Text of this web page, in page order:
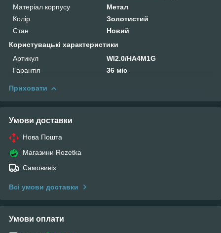
Матеріал корпусу
Метал
Колір
Золотистий
Стан
Новий
Користувацькі характеристики
Артикул
WI2.0/HA4M1G
Гарантія
36 міс
Приховати
Умови доставки
Нова Пошта
Магазини Rozetka
Самовивіз
Всі умови доставки
Умови оплати